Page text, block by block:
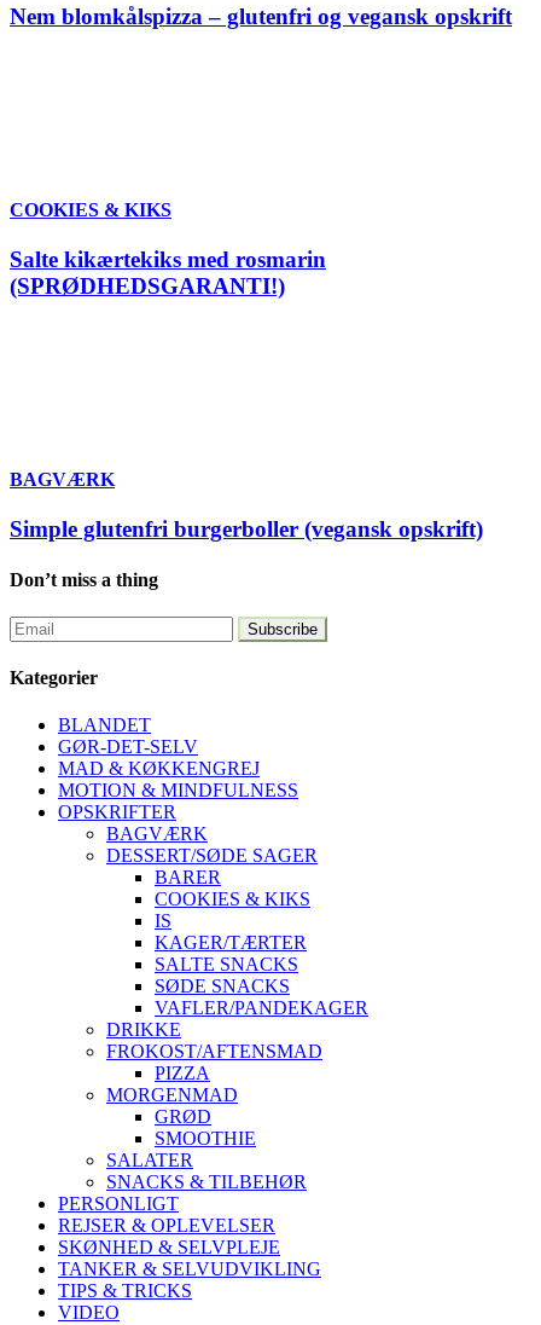
Nem blomkålspizza – glutenfri og vegansk opskrift
COOKIES & KIKS
Salte kikærtekiks med rosmarin
(SPRØDHEDSGARANTI!)
BAGVÆRK
Simple glutenfri burgerboller (vegansk opskrift)
Don’t miss a thing
Kategorier
BLANDET
GØR-DET-SELV
MAD & KØKKENGREJ
MOTION & MINDFULNESS
OPSKRIFTER
BAGVÆRK
DESSERT/SØDE SAGER
BARER
COOKIES & KIKS
IS
KAGER/TÆRTER
SALTE SNACKS
SØDE SNACKS
VAFLER/PANDEKAGER
DRIKKE
FROKOST/AFTENSMAD
PIZZA
MORGENMAD
GRØD
SMOOTHIE
SALATER
SNACKS & TILBEHØR
PERSONLIGT
REJSER & OPLEVELSER
SKØNHED & SELVPLEJE
TANKER & SELVUDVIKLING
TIPS & TRICKS
VIDEO